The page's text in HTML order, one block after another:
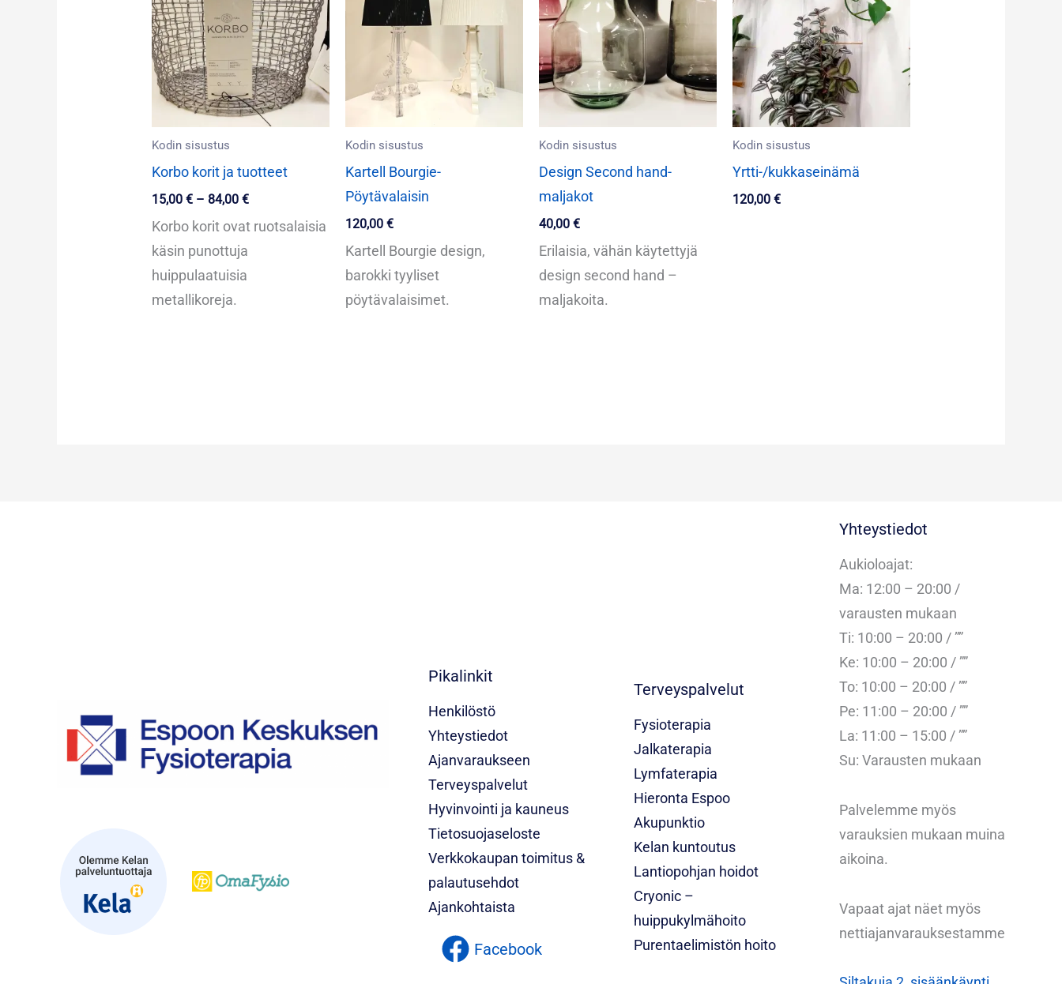
Kodin sisustus
Korbo korit ja tuotteet
15,00€ – 84,00€
84,00 €
Korbo korit ovat ruotsalaisia
käsin punottuja
huippulaatuisia
metallikoreja.
Kodin sisustus
Kartell Bourgie-
Pöytävalaisin
120,00€
Kartell Bourgie design,
barokki tyyliset
pöytävalaisimet.
Kodin sisustus
Design Second hand-
maljakot
40,00 €
Erilaisia, vähän käytettyjä
design second hand –
maljakoita.
Kodin sisustus
Yrtti-/kukkaseinämä
120,00 €
Pikalinkit
Henkilöstö
Yhteystiedot
Ajanvaraukseen
Terveyspalvelut
Hyvinvointi ja kauneus
Tietosuojaseloste
Verkkokaupan toimitus &
palautusehdot
Ajankohtaista
Facebook
Terveyspalvelut
Fysioterapia
Jalkaterapia
Lymfaterapia
Hieronta Espoo
Akupunktio
Kelan kuntoutus
Lantiopohjan hoidot
Cryonic –
huippukylmähoito
Purentaelimistön hoito
Yhteystiedot
Aukioloajat:
Ma: 12:00 – 20:00 /
varausten mukaan
Ti: 10:00 – 20:00 / ””
Ke: 10:00 – 20:00 / ””
To: 10:00 – 20:00 / ””
Pe: 11:00 – 20:00 / ””
La: 11:00 – 15:00 / ””
Su: Varausten mukaan
Palvelemme myös
varauksien mukaan muina
aikoina.
Vapaat ajat näet myös
nettiajanvarauksestamme